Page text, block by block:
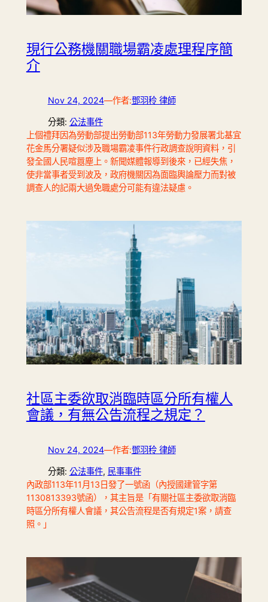
現行公務機關職場霸凌處理程序簡
介
Nov 24, 2024—作者:鄧羽秢 律師
分類: 公法事件
上個禮拜因為勞動部提出勞動部113年勞動力發展署北基宜
花金馬分署疑似涉及職場霸凌事件行政調查說明資料，引
發全國人民喧囂塵上。新聞媒體報導到後來，已經失焦，
使非當事者受到波及，政府機關因為面臨輿論壓力而對被
調查人的記兩大過免職處分可能有違法疑慮。
社區主委欲取消臨時區分所有權人
會議，有無公告流程之規定？
Nov 24, 2024—作者:鄧羽秢 律師
分類: 公法事件, 民事事件
內政部113年11月13日發了一號函（內授國建管字第
1130813393號函），其主旨是「有關社區主委欲取消臨
時區分所有權人會議，其公告流程是否有規定1案，請查
照。」